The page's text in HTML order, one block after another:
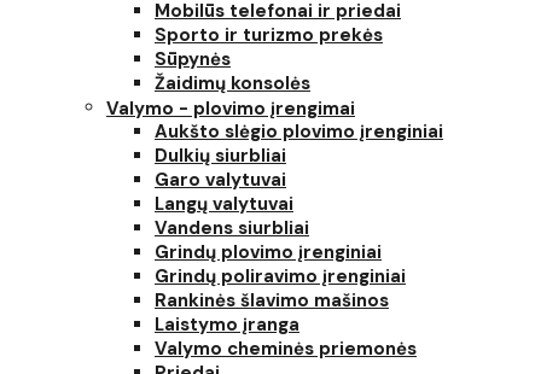
Mobilūs telefonai ir priedai
Sporto ir turizmo prekės
Sūpynės
Žaidimų konsolės
Valymo - plovimo įrengimai
Aukšto slėgio plovimo įrenginiai
Dulkių siurbliai
Garo valytuvai
Langų valytuvai
Vandens siurbliai
Grindų plovimo įrenginiai
Grindų poliravimo įrenginiai
Rankinės šlavimo mašinos
Laistymo įranga
Valymo cheminės priemonės